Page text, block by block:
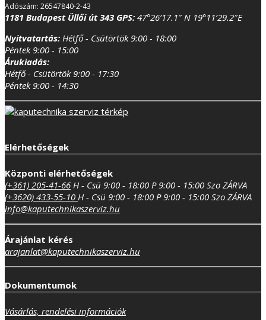
Adószám: 26547840-2-43
1181 Budapest Üllői út 343 GPS: 47°26’17.1″ N 19°11’29.2″E
Nyitvatartás: Hétfő - Csütörtök 9:00 - 18:00
Péntek 9:00 - 15:00
Árukiadás:
Hétfő - Csütörtök 9:00 - 17:30
Péntek 9:00 - 14:30
Elérhetőségek
Központi elérhetőségek
(+361) 205-41-66 H - Csü 9:00 - 18:00 P 9:00 - 15:00 Szo ZÁRVA
(+3620) 433-55-10 H - Csü 9:00 - 18:00 P 9:00 - 15:00 Szo ZÁRVA
info@kaputechnikaszerviz.hu
Árajánlat kérés
arajanlat@kaputechnikaszerviz.hu
Dokumentumok
Vásárlás, rendelési információk